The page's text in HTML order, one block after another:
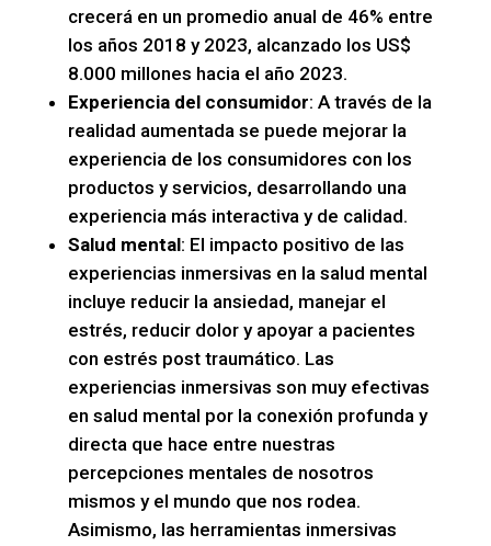
crecerá en un promedio anual de 46% entre
los años 2018 y 2023, alcanzado los US$
8.000 millones hacia el año 2023.
Experiencia del consumidor: A través de la
realidad aumentada se puede mejorar la
experiencia de los consumidores con los
productos y servicios, desarrollando una
experiencia más interactiva y de calidad.
Salud mental: El impacto positivo de las
experiencias inmersivas en la salud mental
incluye reducir la ansiedad, manejar el
estrés, reducir dolor y apoyar a pacientes
con estrés post traumático. Las
experiencias inmersivas son muy efectivas
en salud mental por la conexión profunda y
directa que hace entre nuestras
percepciones mentales de nosotros
mismos y el mundo que nos rodea.
Asimismo, las herramientas inmersivas